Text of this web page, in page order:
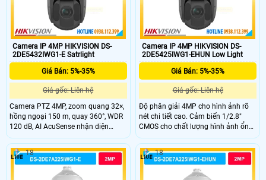
Camera IP 4MP HIKVISION DS-
2DE5432IWG1-E Satrlight
Giá Bán: 5%-35%
Giá gốc: Liên hệ
Camera PTZ 4MP, zoom quang 32×,
hồng ngoại 150 m, quay 360°, WDR
120 dB, AI AcuSense nhận diện
người và xe chính xác.
Camera IP 4MP HIKVISION DS-
2DE5425IWG1-EHUN Low Light
Giá Bán: 5%-35%
Giá gốc: Liên hệ
Độ phân giải 4MP cho hình ảnh rõ
nét chi tiết cao. Cảm biến 1/2.8"
CMOS cho chất lượng hình ảnh ổn
định. Zoom quang 25X giúp quan
sát xa vẫn giữ độ sắc nét. Hồng
ngoại 150m hỗ trợ quan sát ban
đêm hiệu quả. Hỗ trợ quay quét
360° bao quát toàn khu vực giám
18 18